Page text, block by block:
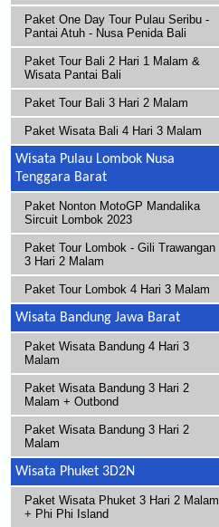
Paket One Day Tour Pulau Seribu -
Pantai Atuh - Nusa Penida Bali
Paket Tour Bali 2 Hari 1 Malam &
Wisata Pantai Bali
Paket Tour Bali 3 Hari 2 Malam
Paket Wisata Bali 4 Hari 3 Malam
Wisata Pulau Lombok Nusa
Tenggara Barat
Paket Nonton MotoGP Mandalika
Sircuit Lombok 2023
Paket Tour Lombok - Gili Trawangan
3 Hari 2 Malam
Paket Tour Lombok 4 Hari 3 Malam
Wisata Bandung Jawa Barat
Paket Wisata Bandung 4 Hari 3
Malam
Paket Wisata Bandung 3 Hari 2
Malam + Outbond
Paket Wisata Bandung 3 Hari 2
Malam
Wisata Phuket 3D2N
Paket Wisata Phuket 3 Hari 2 Malam
+ Phi Phi Island